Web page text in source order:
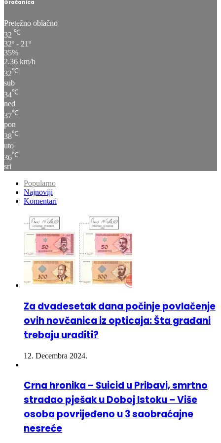
Gračanica
Pretežno oblačno
32 ℃
32º - 21º
35%
2.36 km/h
32℃
sub
34℃
ned
37℃
pon
38℃
uto
36℃
sri
Popularno
Najnoviji
Komentari
Za dvadesetak dana počinje povlačenje
ovih novčanica iz opticaja: Šta građani
trebaju uraditi?
12. Decembra 2024.
Crna hronika – Suicid u Pribavi, smrtno
stradao pješak u Doboj Istoku – Više
osoba povrijeđeno u 3 saobraćajne
nesreće